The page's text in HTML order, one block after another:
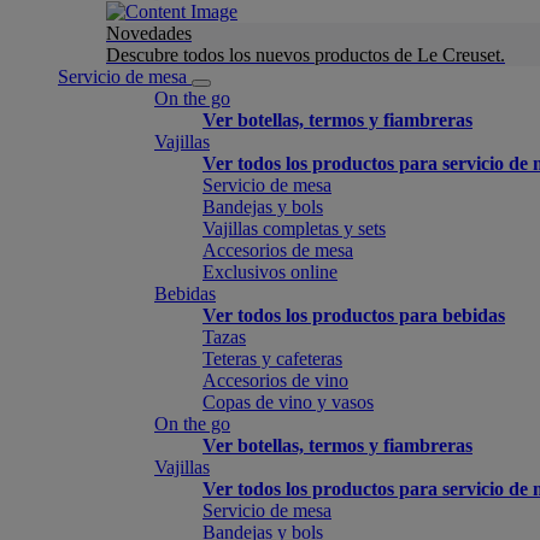
Novedades
Descubre todos los nuevos productos de Le Creuset.
Servicio de mesa
On the go
Ver botellas, termos y fiambreras
Vajillas
Ver todos los productos para servicio de
Servicio de mesa
Bandejas y bols
Vajillas completas y sets
Accesorios de mesa
Exclusivos online
Bebidas
Ver todos los productos para bebidas
Tazas
Teteras y cafeteras
Accesorios de vino
Copas de vino y vasos
On the go
Ver botellas, termos y fiambreras
Vajillas
Ver todos los productos para servicio de
Servicio de mesa
Bandejas y bols